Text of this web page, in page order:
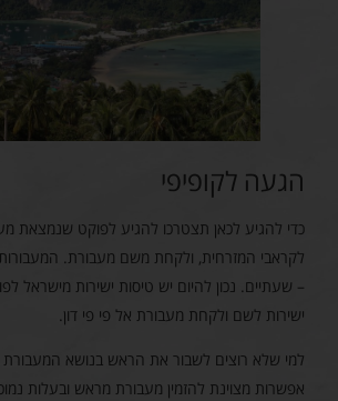
הגעה לקופיפי
כדי להגיע לכאן תצטרכו להגיע לפוקט שנמצאת
לקראבי המזרחית, ולקחת משם מעבורת.
– שעתיים. נכון להיום יש טיסות ישירות מישראל
ישירות לשם ולקחת מעבורת אל פי פי דון.
למי שלא רוצים לשבור את הראש בנושא המעבורת
אפשרות מצוינת להזמין מעבורת מראש ובעלות